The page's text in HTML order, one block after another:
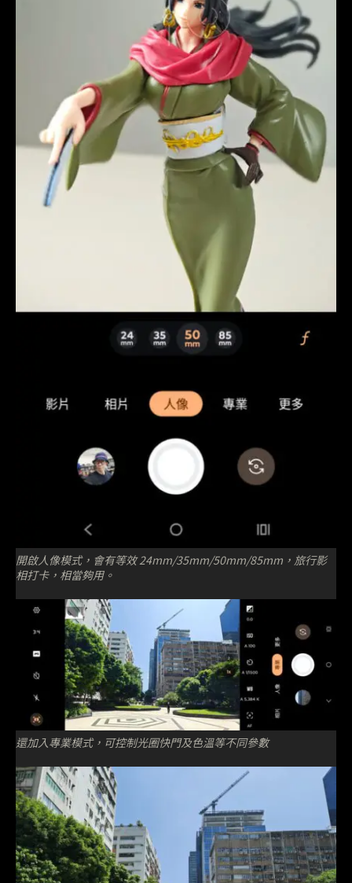
開啟人像模式，會有等效 24mm/35mm/50mm/85mm，旅行影
相打卡，相當夠用。
還加入專業模式，可控制光圈快門及色溫等不同參數